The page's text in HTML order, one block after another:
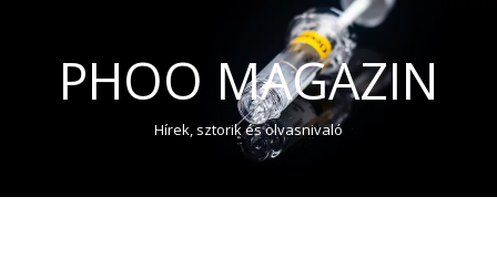
PHOO MAGAZIN
Hírek, sztorik és olvasnivaló